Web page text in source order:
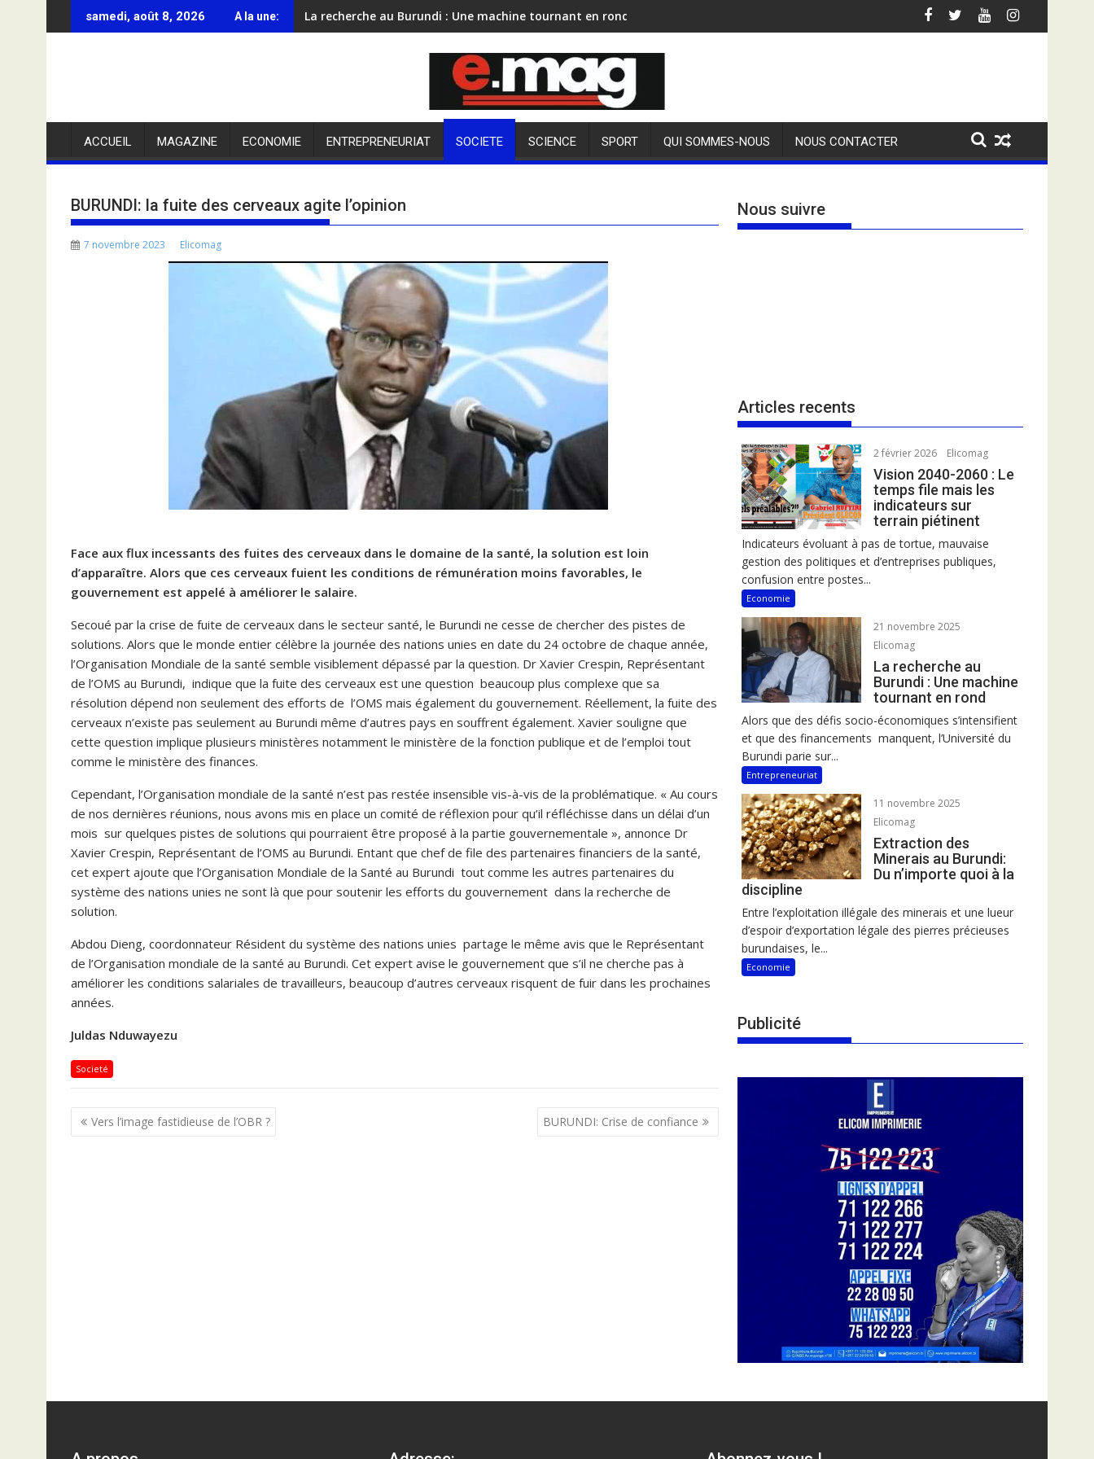
to
samedi, août 8, 2026 A la une: La recherche au Burundi : Une machine tournant en rond
ACCUEIL MAGAZINE ECONOMIE ENTREPRENEURIAT SOCIETE SCIENCE SPORT QUI SOMMES-NOUS NOUS CONTACTER
BURUNDI: la fuite des cerveaux agite l’opinion
7 novembre 2023 Elicomag
Face aux flux incessants des fuites des cerveaux dans le domaine de la santé, la solution est loin
d’apparaître. Alors que ces cerveaux fuient les conditions de rémunération moins favorables, le
gouvernement est appelé à améliorer le salaire.
Secoué par la crise de fuite de cerveaux dans le secteur santé, le Burundi ne cesse de chercher des pistes de
solutions. Alors que le monde entier célèbre la journée des nations unies en date du 24 octobre de chaque année,
l’Organisation Mondiale de la santé semble visiblement dépassé par la question. Dr Xavier Crespin, Représentant
de l’OMS au Burundi, indique que la fuite des cerveaux est une question beaucoup plus complexe que sa
résolution dépend non seulement des efforts de l’OMS mais également du gouvernement. Réellement, la fuite des
cerveaux n’existe pas seulement au Burundi même d’autres pays en souffrent également. Xavier souligne que
cette question implique plusieurs ministères notamment le ministère de la fonction publique et de l’emploi tout
comme le ministère des finances.
Cependant, l’Organisation mondiale de la santé n’est pas restée insensible vis-à-vis de la problématique. « Au cours
de nos dernières réunions, nous avons mis en place un comité de réflexion pour qu’il réfléchisse dans un délai d’un
mois sur quelques pistes de solutions qui pourraient être proposé à la partie gouvernementale », annonce Dr
Xavier Crespin, Représentant de l’OMS au Burundi. Entant que chef de file des partenaires financiers de la santé,
cet expert ajoute que l’Organisation Mondiale de la Santé au Burundi tout comme les autres partenaires du
système des nations unies ne sont là que pour soutenir les efforts du gouvernement dans la recherche de
solution.
Abdou Dieng, coordonnateur Résident du système des nations unies partage le même avis que le Représentant
de l’Organisation mondiale de la santé au Burundi. Cet expert avise le gouvernement que s’il ne cherche pas à
améliorer les conditions salariales de travailleurs, beaucoup d’autres cerveaux risquent de fuir dans les prochaines
années.
Juldas Nduwayezu
Societé
Navigation
de
Vers l’image fastidieuse de l’OBR ? BURUNDI: Crise de confiance
Nous suivre
Articles recents
2 février 2026 Elicomag
Vision 2040-2060 : Le
temps file mais les
indicateurs sur
terrain piétinent
Indicateurs évoluant à pas de tortue, mauvaise
gestion des politiques et d’entreprises publiques,
confusion entre postes...
Economie
21 novembre 2025
Elicomag
La recherche au
Burundi : Une machine
tournant en rond
Alors que des défis socio-économiques s’intensifient
et que des financements manquent, l’Université du
Burundi parie sur...
Entrepreneuriat
11 novembre 2025
Elicomag
Extraction des
Minerais au Burundi:
Du n’importe quoi à la
discipline
Entre l’exploitation illégale des minerais et une lueur
d’espoir d’exportation légale des pierres précieuses
burundaises, le...
Economie
Publicité